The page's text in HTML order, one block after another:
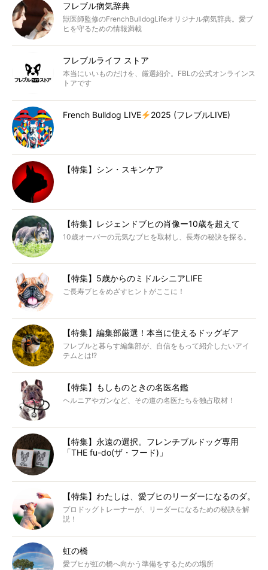
フレブル病気辞典
獣医師監修のFrenchBulldogLifeオリジナル病気辞典。愛ブ
ヒを守るための情報満載
フレブルライフ ストア
本当にいいものだけを、厳選紹介。FBLの公式オンラインス
トアです
French Bulldog LIVE 2025 (フレブルLIVE)
【特集】シン・スキンケア
【特集】レジェンドブヒの肖像ー10歳を超えて
10歳オーバーの元気なブヒを取材し、長寿の秘訣を探る。
【特集】5歳からのミドルシニアLIFE
ご長寿ブヒをめざすヒントがここに！
【特集】編集部厳選！本当に使えるドッグギア
フレブルと暮らす編集部が、自信をもって紹介したいアイ
テムとは!?
【特集】もしものときの名医名鑑
ヘルニアやガンなど、その道の名医たちを独占取材！
【特集】永遠の選択。フレンチブルドッグ専用
「THE fu-do(ザ・フード)」
【特集】わたしは、愛ブヒのリーダーになるのダ。
プロドッグトレーナーが、リーダーになるための秘訣を解
説！
虹の橋
愛ブヒが虹の橋へ向かう準備をするための場所